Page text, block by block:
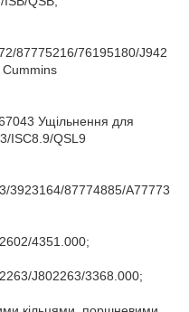
87775216/76195180/J942
Ущільнення для
ISC8.9/QSL9
3923164/87774885/A77773
4351.000;
J802263/3368.000;